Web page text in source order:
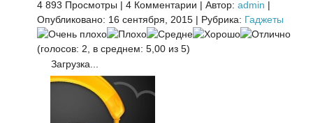
4 893 Просмотры | 4 Комментарии | Автор: admin |
Опубликовано: 16 сентября, 2015 | Рубрика: Гаджеты
(голосов: 2, в среднем: 5,00 из 5)
Загрузка...